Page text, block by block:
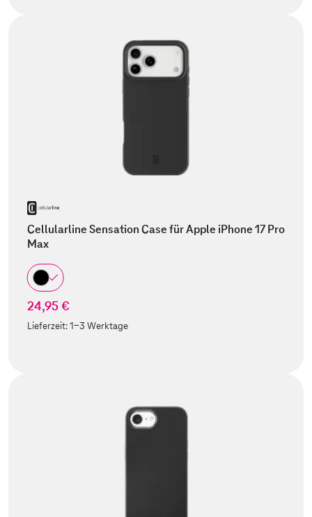
Cellularline Sensation Case für Apple iPhone 17 Pro
Max
24,95 €
Lieferzeit:1-3 Werktage